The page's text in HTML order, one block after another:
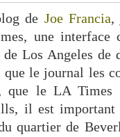
de Joe Francia,
une interface
de Los Angeles
le journal les
que le LA
il est important
quartier de